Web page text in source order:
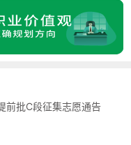
前批C段征集志愿通告